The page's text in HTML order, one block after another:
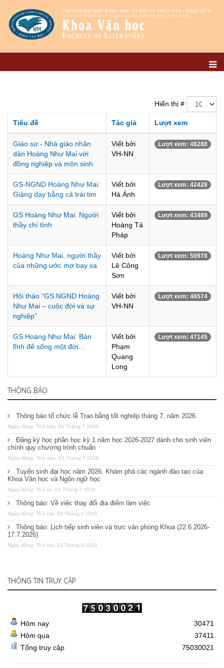
Hiển thị #
Tiêu đề Tác giả Lượt xem
Giáo sư - Nhà giáo nhân
dân Hoàng Như Mai với
đồng nghiệp và môn sinh
Viết bởi
VH-NN
Lượt xem: 48280
GS-NGND Hoàng Như Mai:
Giảng dạy bằng cả trái tim
Viết bởi
Hà Ánh
Lượt xem: 42428
GS Hoàng Như Mai: Người
thầy chí tình
Viết bởi
Hoàng Tả
Pháp
Lượt xem: 43489
Hoàng Như Mai, người thầy
của những ước mơ bay xa
Viết bởi
Lê Công
Sơn
Lượt xem: 50978
Hội thảo “GS.NGND Hoàng
Như Mai – cuộc đời và sự
nghiệp”
Viết bởi
VH-NN
Lượt xem: 46574
GS Hoàng Như Mai: Bản
lĩnh để sống một đời…
Viết bởi
Phạm
Quang
Long
Lượt xem: 47145
THÔNG BÁO
Thông báo tổ chức lễ Trao bằng tốt nghiệp tháng 7, năm 2026
Ngày đăng: Thứ bảy, 04 Tháng 7 2026
Đăng ký học phần học kỳ 1 năm học 2026-2027 dành cho sinh viên
chính quy chương trình chuẩn
Ngày đăng: Thứ sáu, 03 Tháng 7 2026
Tuyển sinh đại học năm 2026: Khám phá các ngành đào tạo của
Khoa Văn học và Ngôn ngữ học
Ngày đăng: Thứ tư, 01 Tháng 7 2026
Thông báo: Về việc thay đổi địa điểm làm việc
Ngày đăng: Thứ hai, 29 Tháng 6 2026
Thông báo: Lịch tiếp sinh viên và trực văn phòng Khoa (22.6.2026-
17.7.2026)
Ngày đăng: Thứ hai, 22 Tháng 6 2026
THÔNG TIN TRUY CẬP
Hôm nay
Hôm qua
Tổng truy cập
30471
37411
75030021